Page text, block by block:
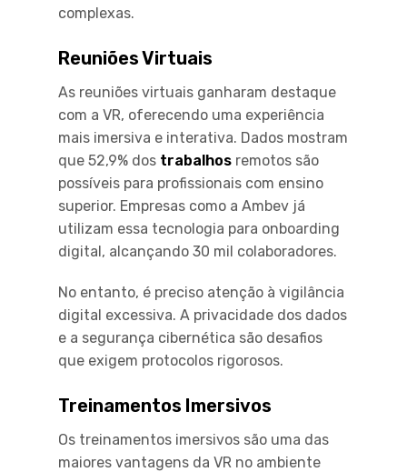
complexas.
Reuniões Virtuais
As reuniões virtuais ganharam destaque
com a VR, oferecendo uma experiência
mais imersiva e interativa. Dados mostram
que 52,9% dos trabalhos remotos são
possíveis para profissionais com ensino
superior. Empresas como a Ambev já
utilizam essa tecnologia para onboarding
digital, alcançando 30 mil colaboradores.
No entanto, é preciso atenção à vigilância
digital excessiva. A privacidade dos dados
e a segurança cibernética são desafios
que exigem protocolos rigorosos.
Treinamentos Imersivos
Os treinamentos imersivos são uma das
maiores vantagens da VR no ambiente